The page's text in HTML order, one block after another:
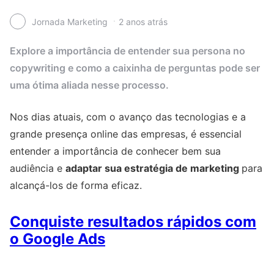
Jornada Marketing 2 anos atrás
Explore a importância de entender sua persona no
copywriting e como a caixinha de perguntas pode ser
uma ótima aliada nesse processo.
Nos dias atuais, com o avanço das tecnologias e a
grande presença online das empresas, é essencial
entender a importância de conhecer bem sua
audiência e adaptar sua estratégia de marketing para
alcançá-los de forma eficaz.
Conquiste resultados rápidos com
o Google Ads